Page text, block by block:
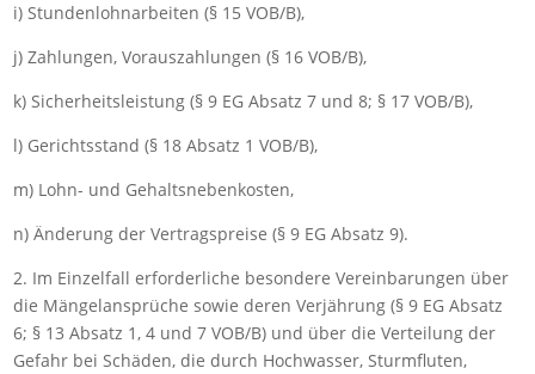
i) Stundenlohnarbeiten (§ 15 VOB/B),
j) Zahlungen, Vorauszahlungen (§ 16 VOB/B),
k) Sicherheitsleistung (§9 EG Absatz7 und8; § 17 VOB/B),
l) Gerichtsstand (§ 18 Absatz 1 VOB/B),
m) Lohn- und Gehaltsnebenkosten,
n) Änderung der Vertragspreise (§9 EG Absatz9).
2. Im Einzelfall erforderliche besondere Vereinbarungen über
die Mängelansprüche sowie deren Verjährung (§9 EG Absatz
6; § 13 Absatz 1,4 und7 VOB/B) und über die Verteilung der
Gefahr bei Schäden, die durch Hochwasser, Sturmfluten,